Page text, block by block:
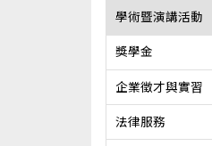
學術暨演講活動
獎學金
企業徵才與實習
法律服務